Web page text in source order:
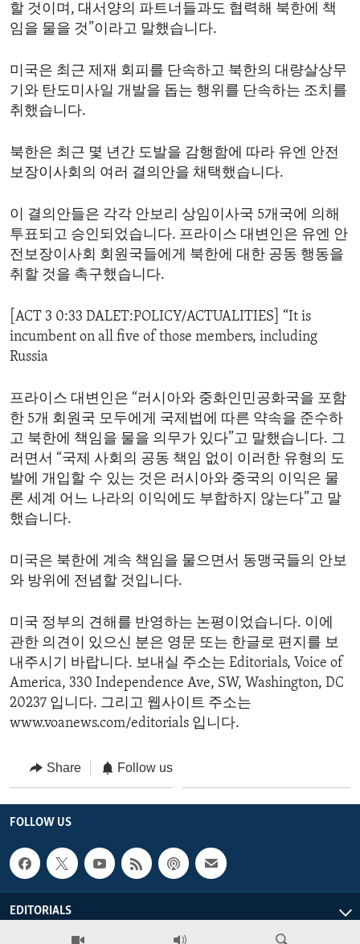
할 것이며, 대서양의 파트너들과도 협력해 북한에 책
임을 물을 것”이라고 말했습니다.
미국은 최근 제재 회피를 단속하고 북한의 대량살상무
기와 탄도미사일 개발을 돕는 행위를 단속하는 조치를
취했습니다.
북한은 최근 몇 년간 도발을 감행함에 따라 유엔 안전
보장이사회의 여러 결의안을 채택했습니다.
이 결의안들은 각각 안보리 상임이사국 5개국에 의해
투표되고 승인되었습니다. 프라이스 대변인은 유엔 안
전보장이사회 회원국들에게 북한에 대한 공동 행동을
취할 것을 촉구했습니다.
[ACT 3 0:33 DALET:POLICY/ACTUALITIES] “It is
incumbent on all five of those members, including
Russia
프라이스 대변인은 “러시아와 중화인민공화국을 포함
한 5개 회원국 모두에게 국제법에 따른 약속을 준수하
고 북한에 책임을 물을 의무가 있다”고 말했습니다. 그
러면서 “국제 사회의 공동 책임 없이 이러한 유형의 도
발에 개입할 수 있는 것은 러시아와 중국의 이익은 물
론 세계 어느 나라의 이익에도 부합하지 않는다”고 말
했습니다.
미국은 북한에 계속 책임을 물으면서 동맹국들의 안보
와 방위에 전념할 것입니다.
미국 정부의 견해를 반영하는 논평이었습니다. 이에
관한 의견이 있으신 분은 영문 또는 한글로 편지를 보
내주시기 바랍니다. 보내실 주소는 Editorials, Voice of
America, 330 Independence Ave, SW, Washington, DC
20237 입니다. 그리고 웹사이트 주소는
www.voanews.com/editorials 입니다.
Share Follow us
FOLLOW US
EDITORIALS